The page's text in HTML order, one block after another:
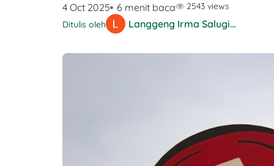
4 Oct 2025 6 menit baca
2543 views
Ditulis oleh
Langgeng Irma Salugiasih